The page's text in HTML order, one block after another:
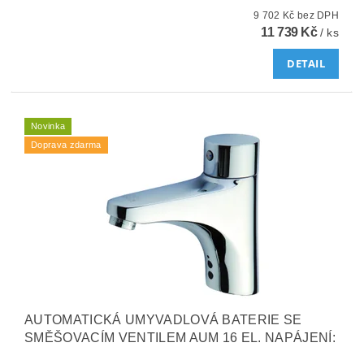
9 702 Kč bez DPH
11 739 Kč/ ks
DETAIL
Novinka
Doprava zdarma
AUTOMATICKÁ UMYVADLOVÁ BATERIE SE
SMĚŠOVACÍM VENTILEM AUM 16 EL. NAPÁJENÍ: